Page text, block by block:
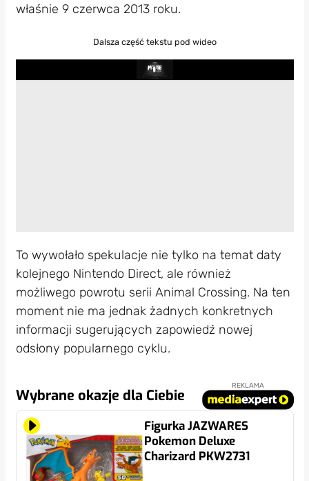
właśnie 9 czerwca 2013 roku.
Dalsza część tekstu pod wideo
Play
To wywołało spekulacje nie tylko na temat daty
kolejnego Nintendo Direct, ale również
możliwego powrotu serii Animal Crossing. Na ten
moment nie ma jednak żadnych konkretnych
informacji sugerujących zapowiedź nowej
odsłony popularnego cyklu.
Wybrane okazje dla Ciebie
REKLAMA
Figurka JAZWARES
Pokemon Deluxe
Charizard PKW2731